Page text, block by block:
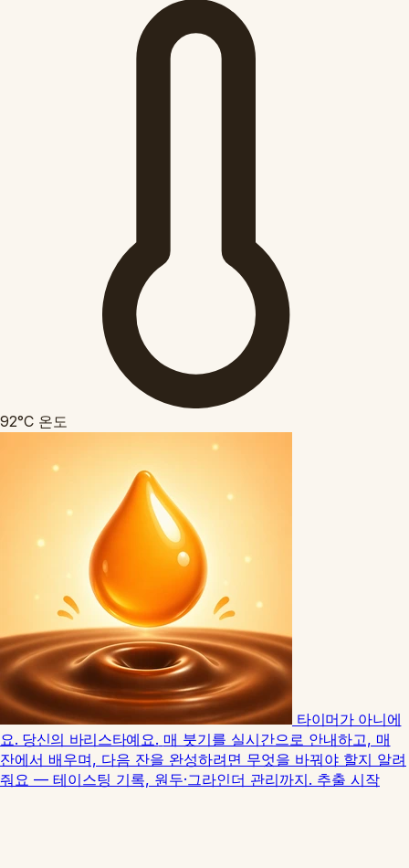
92°C 온도
타이머가 아니에
요. 당신의 바리스타예요. 매 붓기를 실시간으로 안내하고, 매
잔에서 배우며, 다음 잔을 완성하려면 무엇을 바꿔야 할지 알려
줘요 — 테이스팅 기록, 원두·그라인더 관리까지. 추출 시작